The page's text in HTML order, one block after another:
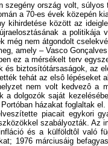
szegény ország volt,
a 70-es évek közepén
kihirdetése között az
a
még nem átgondolt
amely – Vasco
ez a mérsékelt terv
és biztosítótársaságok, az
tehát az elsô lépéseket
nem volt kedvezô a
a dolgozók saját
házakat foglaltak el.
piacait egykori
szabályozták. Az
és a külföldtôl való
1976 márciusáig